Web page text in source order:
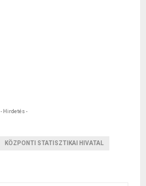
- Hirdetés -
KÖZPONTI STATISZTIKAI HIVATAL